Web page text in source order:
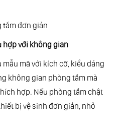
hợp với không gian
mã với kích cỡ, kiểu dáng
không gian phòng tắm mà
hợp. Nếu phòng tắm chật
bị vệ sinh đơn giản, nhỏ